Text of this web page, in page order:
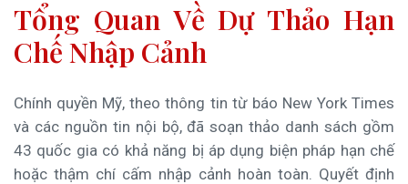
Tổng Quan Về Dự Thảo Hạn
Chế Nhập Cảnh
Chính quyền Mỹ, theo thông tin từ báo New York Times
và các nguồn tin nội bộ, đã soạn thảo danh sách gồm
43 quốc gia có khả năng bị áp dụng biện pháp hạn chế
hoặc thậm chí cấm nhập cảnh hoàn toàn. Quyết định